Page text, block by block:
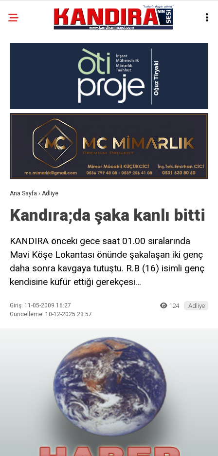
Ana Sayfa › Adliye
Kandıra;da şaka kanlı bitti
KANDIRA önceki gece saat 01.00 sıralarında
Mavi Köşe Lokantası önünde şakalaşan iki genç
daha sonra kavgaya tutuştu. R.B (16) isimli genç
kendisine küfür ettiği gerekçesi…
Giriş: 11-05-2009 16:27
Güncelleme: 10-12-2025 23:57
124 Adliye